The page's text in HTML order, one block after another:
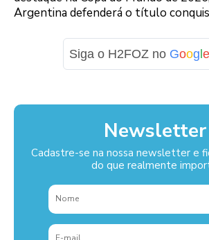
Argentina defenderá o título
Siga o H2FOZ no Goog e
Newsletter
Cadastre-se na nossa newsletter e
do que realmente